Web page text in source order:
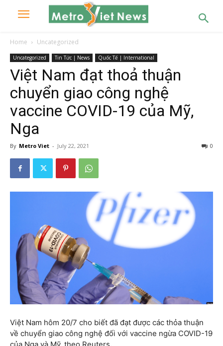
Home Uncategorized
Uncategorized Tin Tức | News Quốc Tế | International
Việt Nam đạt thoả thuận
chuyển giao công nghệ
vaccine COVID-19 của Mỹ,
Nga
By Metro Viet - July 22, 2021 0
Việt Nam hôm 20/7 cho biết đã đạt được các thỏa thuận
về chuyển giao công nghệ đối với vaccine ngừa COVID-19